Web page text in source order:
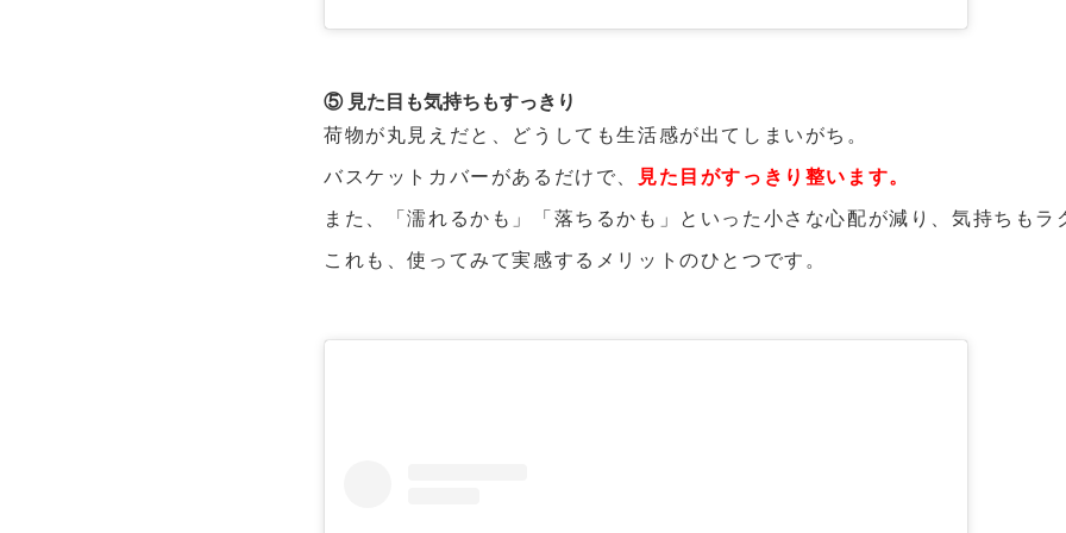
⑤ 見た目も気持ちもすっきり
荷物が丸見えだと、どうしても生活感が出てしまいがち。
バスケットカバーがあるだけで、 見た目がすっきり整います。
また、「濡れるかも」「落ちるかも」といった小さな心配が減り、気持ちもラ
これも、使ってみて実感するメリットのひとつです。